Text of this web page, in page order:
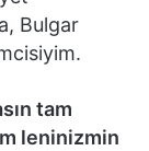
Bulgar
tam
leninizmin